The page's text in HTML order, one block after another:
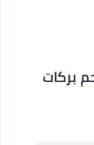
بركات